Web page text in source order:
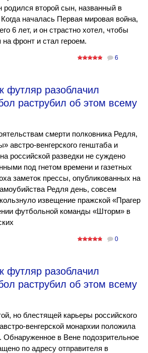
второй сын, названный в
началась Первая мировая война,
6 лет, и он страстно хотел, чтобы
на фронт и стал героем.
6
футляр разоблачил
раструбил об этом всему
смерти полковника Редля,
австро-венгерского генштаба и
российской разведки не суждено
под гнетом времени и газетных
заметок прессы, опубликованных на
Редля день, совсем
извещение пражской «Прагер
футбольной команды «Шторм» в
0
футляр разоблачил
раструбил об этом всему
но блестящей карьеры российского
венгерской монархии положила
Обнаруженное в Вене подозрительное
по адресу отправителя в